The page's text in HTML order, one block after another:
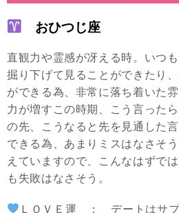
おひつじ座
直観力や霊感が冴える時。いつ
掘り下げて見ることができたり
ができる為、非常に落ち着いた
力が増すこの時期、こう言った
の先、こうなると先を見通した
できる為、あまりミスはなさそ
えていますので、こんなはずで
も失敗はなさそう。
ＬＯＶＥ運 ： デートはサプ